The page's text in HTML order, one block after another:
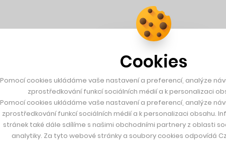
Cookies
Pomocí cookies ukládáme vaše nastavení a preferencí, analýze
zprostředkování funkcí sociálních médií a k personalizaci
Pomocí cookies ukládáme vaše nastavení a preferencí, analýze
zprostředkování funkcí sociálních médií a k personalizaci obsahu.
stránek také dále sdílíme s našimi obchodními partnery z oblasti
analytiky. Za tyto webové stránky a soubory cookies odpovídá